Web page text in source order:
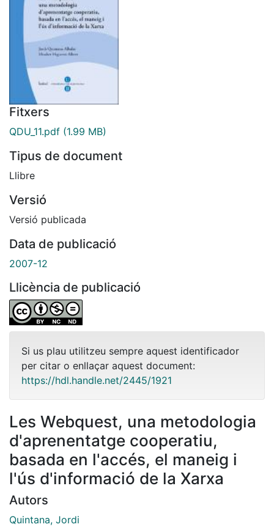
Fitxers
QDU_11.pdf (1.99 MB)
Tipus de document
Llibre
Versió
Versió publicada
Data de publicació
2007-12
Llicència de publicació
Si us plau utilitzeu sempre aquest identificador
per citar o enllaçar aquest document:
https://hdl.handle.net/2445/1921
Les Webquest, una metodologia
d'aprenentatge cooperatiu,
basada en l'accés, el maneig i
l'ús d'informació de la Xarxa
Autors
Quintana, Jordi